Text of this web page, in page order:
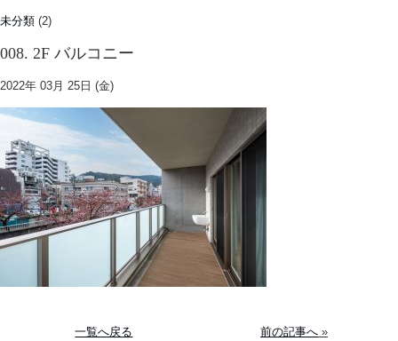
未分類 (2)
008. 2F バルコニー
2022年 03月 25日 (金)
一覧へ戻る 前の記事へ»